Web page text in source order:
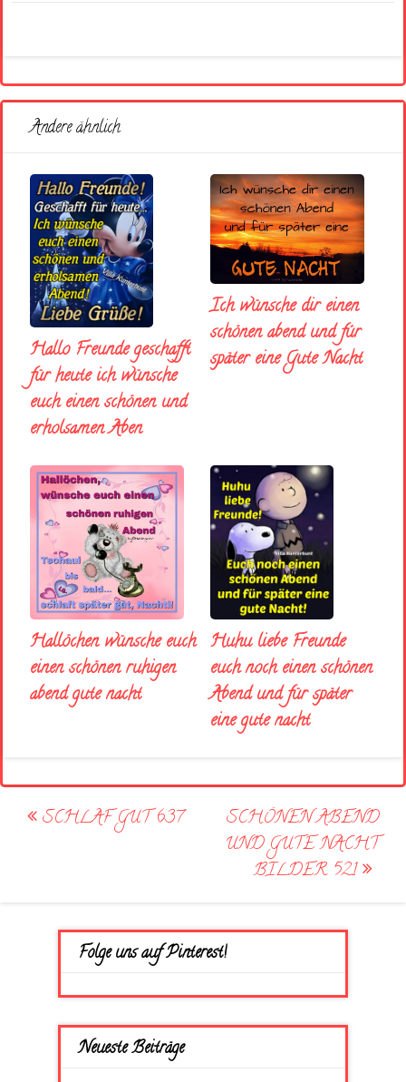
Andere ähnlich
Hallo Freunde geschafft
für heute ich wünsche
euch einen schönen und
erholsamen Aben
Ich wünsche dir einen
schönen abend und fúr
später eine Gute Nacht
Hallöchen wünsche euch
einen schönen ruhigen
abend gute nacht
Huhu liebe Freunde
euch noch einen schönen
Abend und für später
eine gute nacht
Post
navigation
SCHLAF GUT 637
SCHÖNEN ABEND
UND GUTE NACHT
BILDER 521
Folge uns auf Pinterest!
Neueste Beiträge